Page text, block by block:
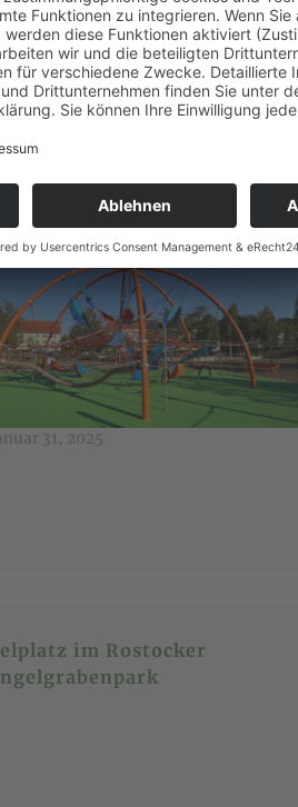
im Militärstützpunkt
Bayern
31, 2025
im Rostocker